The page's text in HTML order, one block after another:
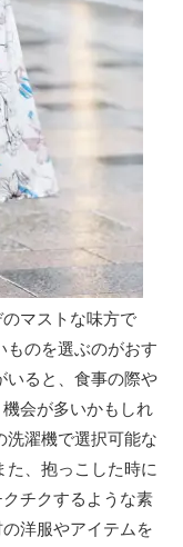
マストな味方で
会が多いかもしれ
チクするような素
洋服やアイテムを